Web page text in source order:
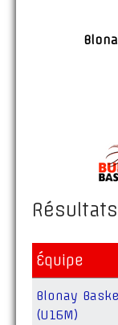
Résultats
Équipe
Blonay
(U16M)